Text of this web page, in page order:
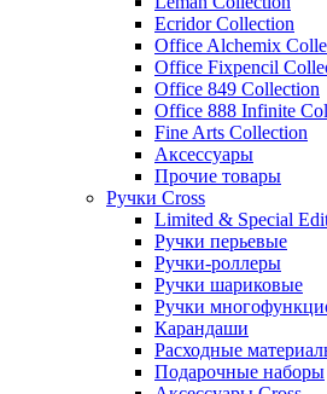
Ecridor Collection
Office Alchemix
Office Fixpencil
Office 849 Collection
Office 888 Infinite
Fine Arts Collection
Аксессуары
Прочие товары
Ручки Cross
Limited & Special
Ручки перьевые
Ручки-роллеры
Ручки шариковые
Ручки
Карандаши
Расходные
Подарочные наборы